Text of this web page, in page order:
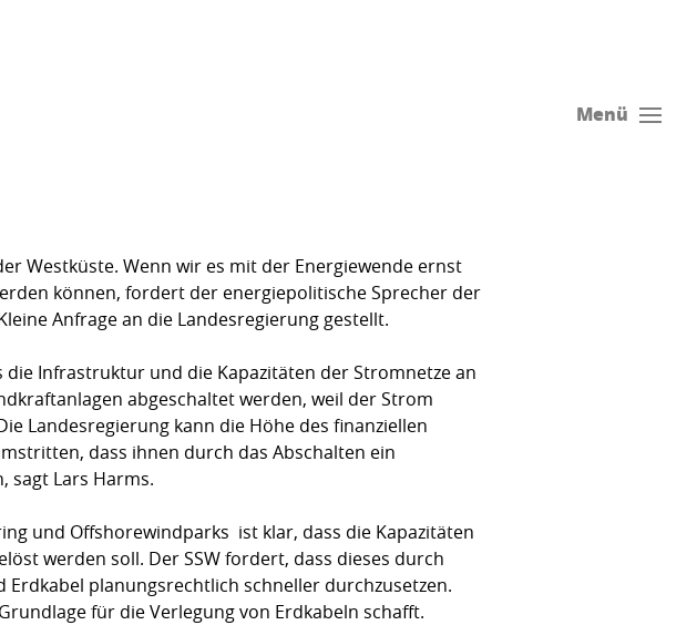
Menü
West­küste. Wenn wir es mit der Energiewende ernst
können, fordert der energie­politische Sprecher der
Anfrage an die Landesregierung gestellt.
die Infrastruktur und die Kapazitäten der Stromnetze an
abgeschaltet werden, weil der Strom
Landesregierung kann die Höhe des finanziellen
dass ihnen durch das Abschalten ein
sagt Lars Harms.
und Offshore­windparks  ist klar, dass die Kapazitäten
werden soll. Der SSW fordert, dass dieses durch
pla­nungs­rechtlich schneller durchzusetzen.
für die Verlegung von Erdkabeln schafft.